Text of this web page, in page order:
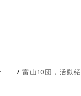
富山10団 活動